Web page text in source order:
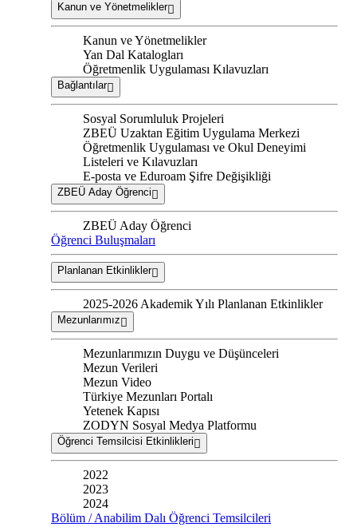
Kanun ve Yönetmelikler
Kanun ve Yönetmelikler
Yan Dal Katalogları
Öğretmenlik Uygulaması Kılavuzları
Bağlantılar
Sosyal Sorumluluk Projeleri
ZBEÜ Uzaktan Eğitim Uygulama Merkezi
Öğretmenlik Uygulaması ve Okul Deneyimi
Listeleri ve Kılavuzları
E-posta ve Eduroam Şifre Değişikliği
ZBEÜ Aday Öğrenci
ZBEÜ Aday Öğrenci
Öğrenci Buluşmaları
Planlanan Etkinlikler
2025-2026 Akademik Yılı Planlanan Etkinlikler
Mezunlarımız
Mezunlarımızın Duygu ve Düşünceleri
Mezun Verileri
Mezun Video
Türkiye Mezunları Portalı
Yetenek Kapısı
ZODYN Sosyal Medya Platformu
Öğrenci Temsilcisi Etkinlikleri
2022
2023
2024
Bölüm / Anabilim Dalı Öğrenci Temsilcileri